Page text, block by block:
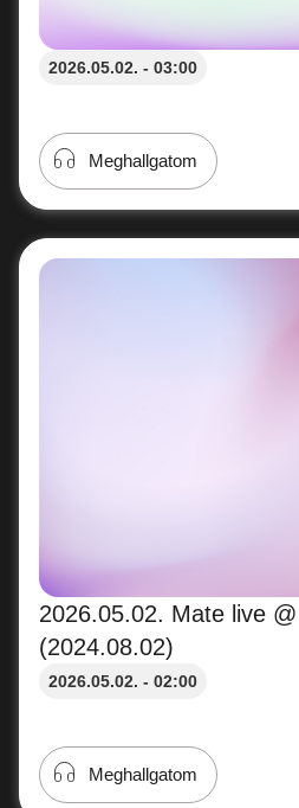
2026.05.02. - 03:00
Meghallgatom
2026.05.02. Mate live
(2024.08.02)
2026.05.02. - 02:00
Meghallgatom